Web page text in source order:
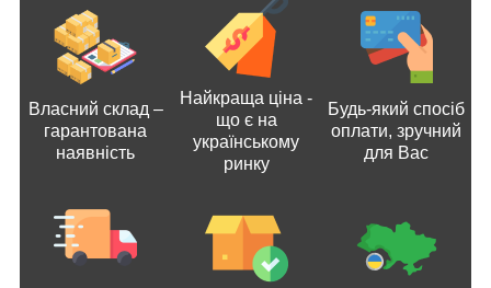
Власний склад –
гарантована
наявність
Найкраща ціна -
що є на
українському
ринку
Будь-який спосіб
оплати, зручний
для Вас